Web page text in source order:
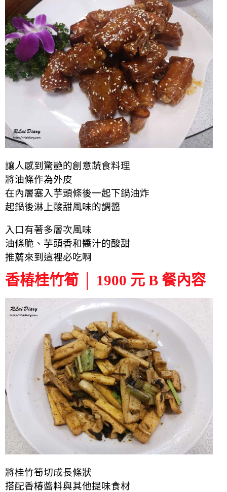
讓人感到驚艷的創意蔬食料理
將油條作為外皮
在內層塞入芋頭條後一起下鍋油炸
起鍋後淋上酸甜風味的調醬
入口有著多層次風味
油條脆、芋頭香和醬汁的酸甜
推薦來到這裡必吃啊
香椿桂竹筍 │ 1900 元 B 餐內容
將桂竹筍切成長條狀
搭配香椿醬料與其他提味食材